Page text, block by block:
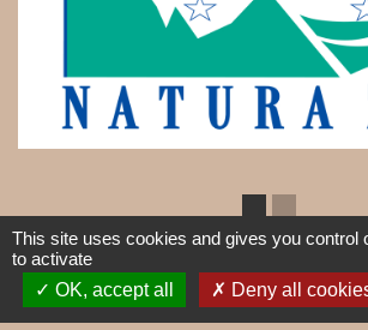
Contacts
This site uses cookies and gives you control
to activate
OK, accept all
Deny all